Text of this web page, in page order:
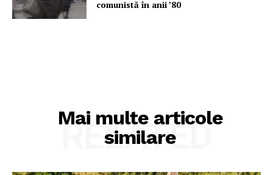
comunistă în anii ’80
Mai multe articole
similare
RELATED